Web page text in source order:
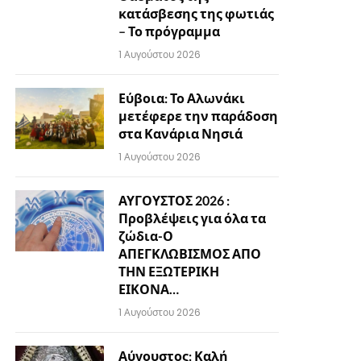
κατάσβεσης της φωτιάς
– Το πρόγραμμα
1 Αυγούστου 2026
Εύβοια: Το Αλωνάκι
μετέφερε την παράδοση
στα Κανάρια Νησιά
1 Αυγούστου 2026
ΑΥΓΟΥΣΤΟΣ 2026 :
Προβλέψεις για όλα τα
ζώδια-Ο
ΑΠΕΓΚΛΩΒΙΣΜΟΣ ΑΠΟ
ΤΗΝ ΕΞΩΤΕΡΙΚΗ
ΕΙΚΟΝΑ…
1 Αυγούστου 2026
Αύγουστος: Καλή